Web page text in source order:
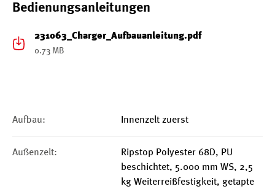
Bedienungsanleitungen
231063_Charger_Aufbauanleitung.pdf
0.73 MB
Aufbau: Innenzelt zuerst
Außenzelt:
Ripstop Polyester 68D, PU
beschichtet, 5.000 mm WS, 2,5
kg Weiterreißfestigkeit, getapte